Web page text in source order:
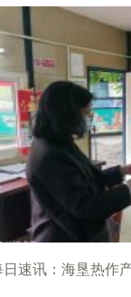
日速讯：海垦热作